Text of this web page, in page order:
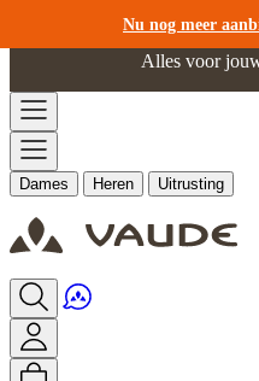
Nu nog meer
Ga naar de inhoud
Alles voor
Dames Heren Uitrusting